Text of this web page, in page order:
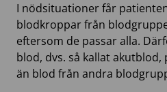
I nödsituationer får
blodkroppar från
eftersom de passar alla.
blod, dvs. så kallat
än blod från andra